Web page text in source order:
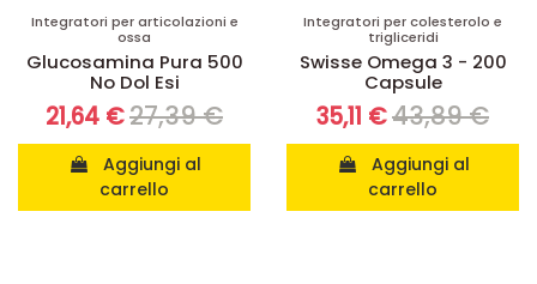
Integratori per articolazioni e
ossa
Glucosamina Pura 500
No Dol Esi
21,64 €27,39 €
carrello
Integratori per colesterolo e
trigliceridi
Swisse Omega 3 - 200
Capsule
35,11 €43,89 €
carrello